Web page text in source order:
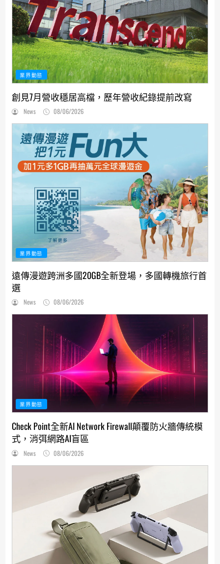
業界動態
創見7月營收穩居高檔，歷年營收紀錄提前改寫
News 08/06/2026
業界動態
遠傳漫遊跨洲多國20GB全新登場，多國轉機旅行首
選
News 08/06/2026
業界動態
Check Point全新AI Network Firewall顛覆防火牆傳統模
式，消弭網路AI盲區
News 08/06/2026